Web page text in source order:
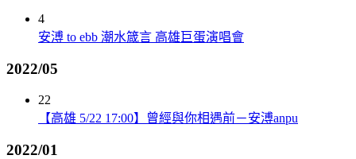
4
安溥 to ebb 潮水箴言 高雄巨蛋演唱會
2022/05
22
【高雄 5/22 17:00】曾經與你相遇前－安溥anpu
2022/01